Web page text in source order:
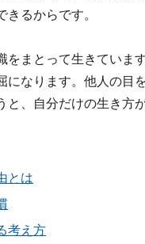
るからです。
まとって生きていま
なります。他人の目
、自分だけの生き方
とは
考え方